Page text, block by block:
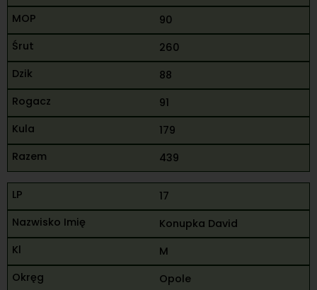
90
260
88
91
179
439
17
Konupka David
M
Opole